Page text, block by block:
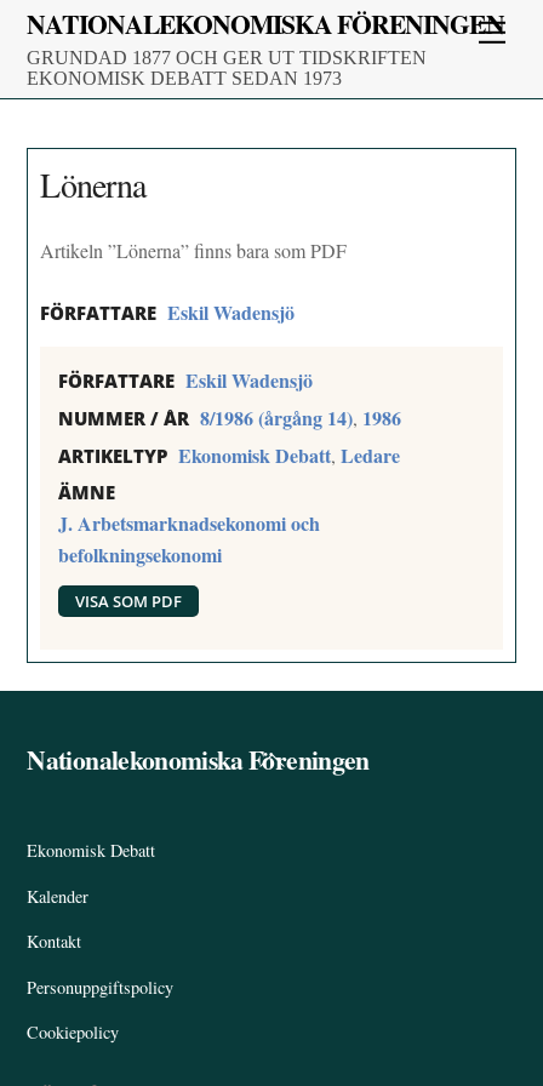
Skip
content
NATIONALEKONOMISKA FÖRENINGEN
GRUNDAD 1877 OCH GER UT TIDSKRIFTEN
EKONOMISK DEBATT SEDAN 1973
Lönerna
Artikeln ”Lönerna” finns bara som PDF
FÖRFATTARE Eskil Wadensjö
FÖRFATTARE Eskil Wadensjö
NUMMER / ÅR 8/1986 (årgång 14), 1986
ARTIKELTYP Ekonomisk Debatt,Ledare
ÄMNE
J. Arbetsmarknadsekonomi och
befolkningsekonomi
VISA SOM PDF
Back
Nationalekonomiska Föreningen
Ekonomisk Debatt
Kalender
Kontakt
Personuppgiftspolicy
Cookiepolicy